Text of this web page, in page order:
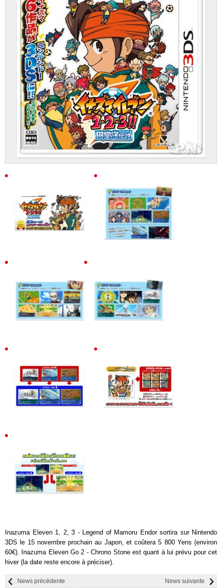
Inazuma Eleven 1, 2, 3 - Legend of Mamoru Endor sortira sur Nintendo
3DS le 15 novembre prochain au Japon, et coûtera 5 800 Yens (environ
60€). Inazuma Eleven Go 2 - Chrono Stone est quant à lui prévu pour cet
hiver (la date reste encore à préciser).
News suivante
News précédente